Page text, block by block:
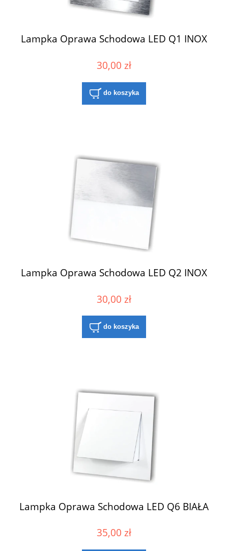
Lampka Oprawa Schodowa LED Q1 INOX
30,00 zł
do koszyka
Lampka Oprawa Schodowa LED Q2 INOX
30,00 zł
do koszyka
Lampka Oprawa Schodowa LED Q6 BIAŁA
35,00 zł